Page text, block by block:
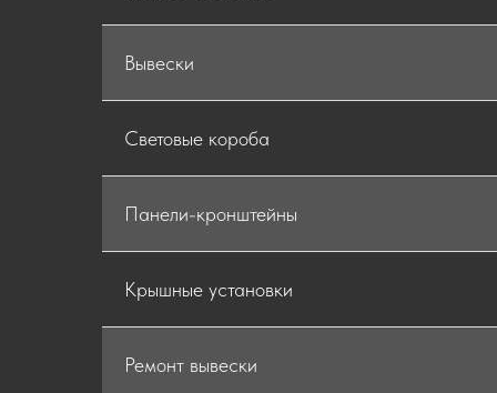
Вывески
Световые короба
Панели-кронштейны
Крышные установки
Ремонт вывески